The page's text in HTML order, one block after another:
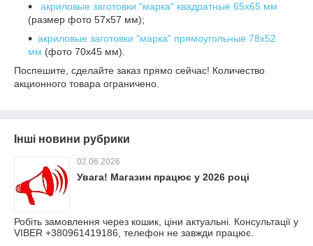
акриловые заготовки "марка" квадратные 65х65 мм
(размер фото 57х57 мм);
акриловые заготовки "марка" прямоугольные 78х52
мм (фото 70х45 мм).
Поспешите, сделайте заказ прямо сейчас! Количество
акционного товара ограничено.
Інші новини рубрики
02.06.2026
Увага! Магазин працює у 2026 році
Робіть замовлення через кошик, ціни актуальні. Консультації у
VIBER +380961419186, телефон не завжди працює.